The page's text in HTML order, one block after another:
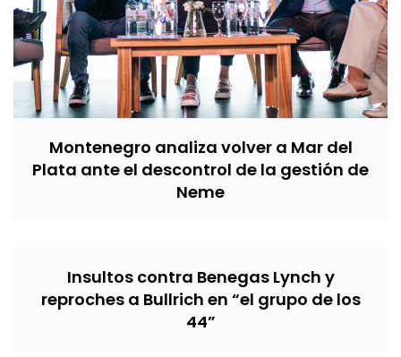
Montenegro analiza volver a Mar del
Plata ante el descontrol de la gestión de
Neme
Insultos contra Benegas Lynch y
reproches a Bullrich en “el grupo de los
44”